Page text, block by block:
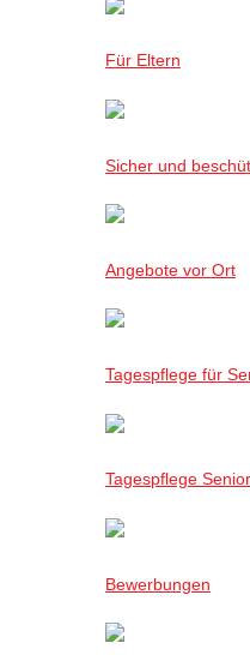
Für Eltern
Sicher und
Angebote vor Ort
Tagespflege für
Tagespflege
Bewerbungen